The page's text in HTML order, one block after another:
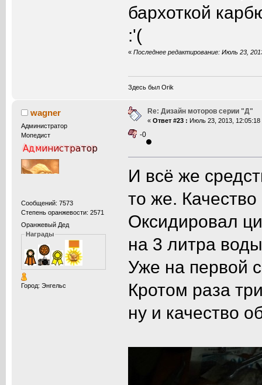
бархоткой
:'(
«Последнее редактирование: Июль 23,
Здесь был Orik
wagner
Администратор
Мопедист
Сообщений: 7573
Степень оранжевости: 2571
Оранжевый Дед
Награды
Город: Энгельс
Re: Дизайн моторов серии "Д"
« Ответ #23 : Июль 23, 2013, 12:05:18
-0
И всё же
то же.
Оксидировал
на 3 литра
Уже на первой
Кротом раза
ну и качество